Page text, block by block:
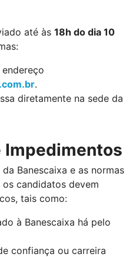
até às 18h do dia 10
.
diretamente na sede da
Impedimentos
Banescaixa e as normas
candidatos devem
tais como:
à Banescaixa há pelo
confiança ou carreira